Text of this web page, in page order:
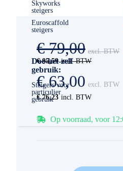
Skyworks
steigers
Euroscaffold
steigers
Doe-het-zelf
gebruik:
Steigers voor
particulier
gebruik
€ 95,59
€ 79,00
€ 76,23
€ 63,00
Op voorraad, voor